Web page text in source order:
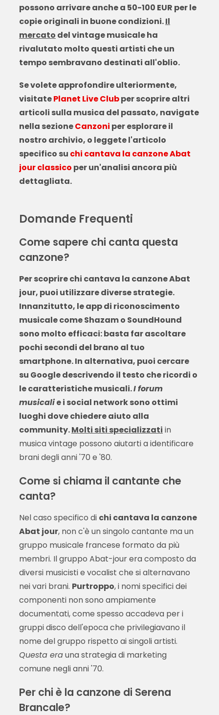
possono arrivare anche a 50-100 EUR per le
copie originali in buone condizioni.Il
mercato del vintage musicale ha
rivalutato molto questi artisti che un
tempo sembravano destinati all'oblio.
Se volete approfondire ulteriormente,
visitatePlanet Live Clubper scoprire altri
articoli sulla musica del passato, navigate
nella sezioneCanzoni per esplorare il
nostro archivio, o leggete l'articolo
specifico su chi cantava la canzone Abat
jour classico per un'analisi ancora più
dettagliata.
Domande Frequenti
Come sapere chi canta questa
canzone?
Per scoprirechi cantava la canzone Abat
jour, puoi utilizzare diverse strategie.
Innanzitutto, le app di riconoscimento
musicale come Shazam o SoundHound
sono molto efficaci: basta far ascoltare
pochi secondi del brano al tuo
smartphone. In alternativa, puoi cercare
su Google descrivendo il testo che ricordi o
le caratteristiche musicali.I forum
musicalie i social network sono ottimi
luoghi dove chiedere aiuto alla
community.Molti siti specializzati in
musica vintage possono aiutarti a identificare
brani degli anni '70 e '80.
Come si chiama il cantante che
canta?
Nel caso specifico di chi cantava la canzone
Abat jour, non c'è un singolo cantante ma un
gruppo musicale francese formato da più
membri. Il gruppo Abat-jour era composto da
diversi musicisti e vocalist che si alternavano
nei vari brani. Purtroppo, i nomi specifici dei
componenti non sono ampiamente
documentati, come spesso accadeva per i
gruppi disco dell'epoca che privilegiavano il
nome del gruppo rispetto ai singoli artisti.
Questa erauna strategia di marketing
comune negli anni '70.
Per chi è la canzone di Serena
Brancale?